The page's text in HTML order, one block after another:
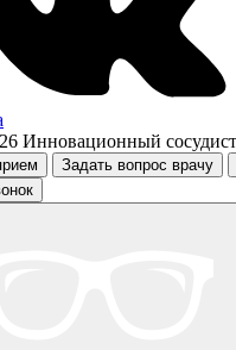
Инновационный
Задать вопрос врачу